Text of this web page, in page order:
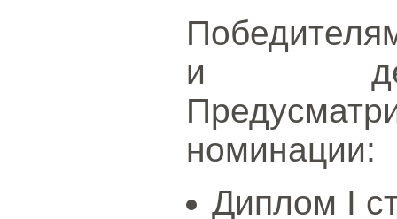
и
номинации:
Диплом I